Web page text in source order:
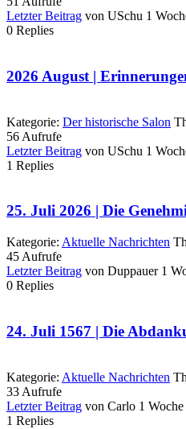
Letzter Beitrag von USchu 1
0 Replies
2026 August |
Kategorie: Der historische Salon
56 Aufrufe
Letzter Beitrag von USchu 1
1 Replies
25. Juli 2026 | Die
Kategorie: Aktuelle Nachrichten
45 Aufrufe
Letzter Beitrag von Duppauer 1
0 Replies
24. Juli 1567 | Die
Kategorie: Aktuelle Nachrichten
33 Aufrufe
Letzter Beitrag von Carlo 1
1 Replies